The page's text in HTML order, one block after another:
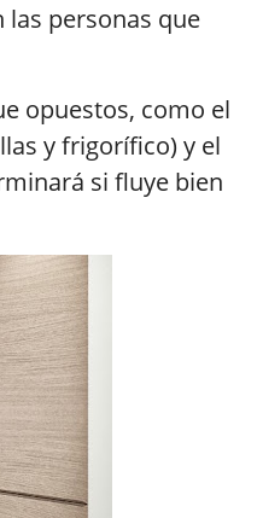
las personas que
opuestos, como el
y frigorífico) y el
si fluye bien